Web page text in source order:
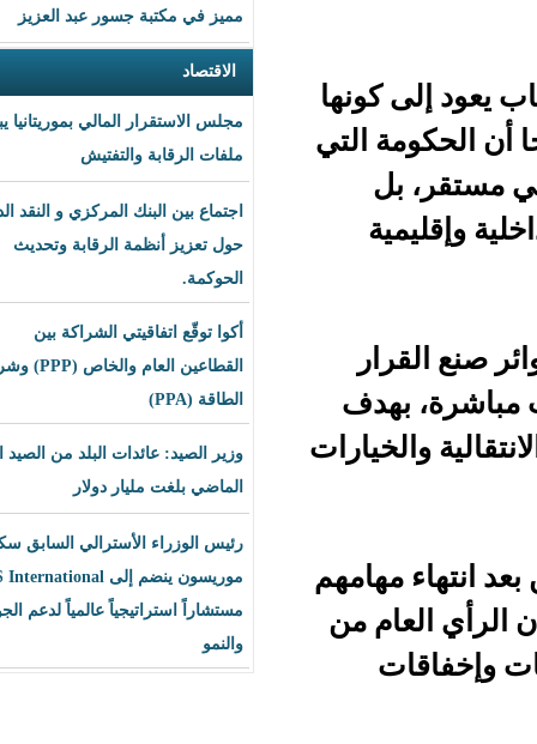
مميز في مكتبة جسور عبد العزيز
مجلس الاستقرار المالي بموريتانيا يبحث
ملفات الرقابة والتفتيش
اجتماع بين البنك المركزي و النقد الدولي
حول تعزيز أنظمة الرقابة وتحديث
أكوا توقّع اتفاقيتي الشراكة بين
القطاعين العام والخاص (PPP) وشراء
الطاقة (PPA)
وزير الصيد: عائدات البلد من الصيد العام
الماضي بلغت مليار دولار
رئيس الوزراء الأسترالي السابق سكوت
موريسون ينضم إلى BLS International
مستشاراً استراتيجياً عالمياً لدعم الجودة
والنمو
التي
من